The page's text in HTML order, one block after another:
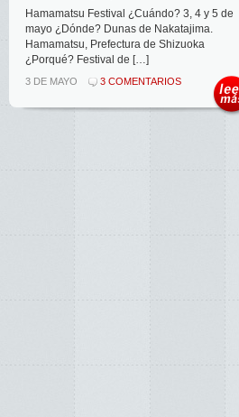
Hamamatsu Festival ¿Cuándo? 3, 4 y 5 de
mayo ¿Dónde? Dunas de Nakatajima.
Hamamatsu, Prefectura de Shizuoka
¿Porqué? Festival de […]
3 DE MAYO 3 COMENTARIOS